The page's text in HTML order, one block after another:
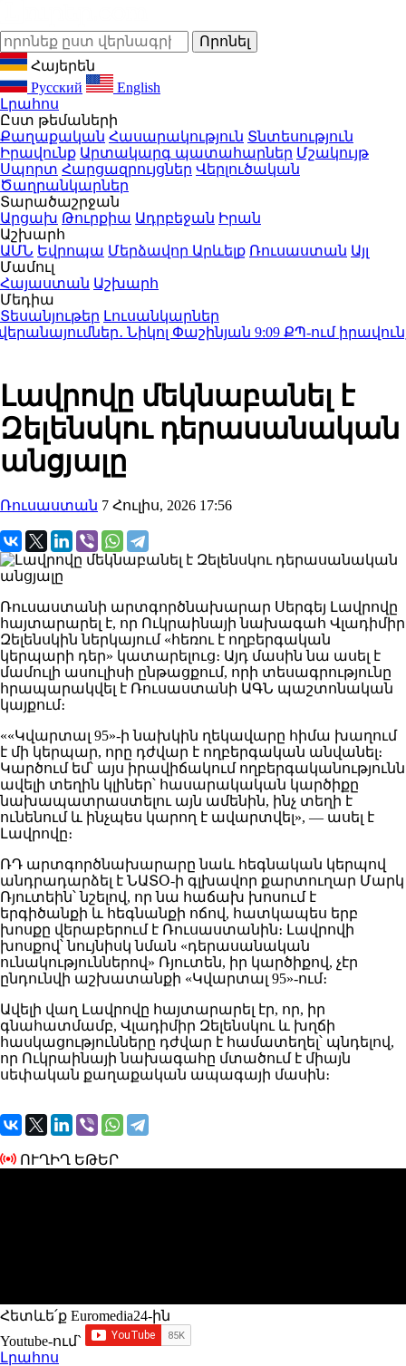
Հայերեն
Русский
English
Լրահոս
Ըստ թեմաների
Քաղաքական Հասարակություն Տնտեսություն
Իրավունք Արտակարգ պատահարներ Մշակույթ
Սպորտ Հարցազրույցներ Վերլուծական
Ծաղրանկարներ
Տարածաշրջան
Արցախ Թուրքիա Ադրբեջան Իրան
Աշխարհ
ԱՄՆ Եվրոպա Մերձավոր Արևելք Ռուսաստան Այլ
Մամուլ
Հայաստան Աշխարհ
Մեդիա
Տեսանյութեր Լուսանկարներ
Նիկոլ Փաշինյան9:09 ՔՊ-ում իրավունք
Լավրովը մեկնաբանել է
Զելենսկու դերասանական
անցյալը
Ռուսաստան 7 Հուլիս, 2026 17:56
Ռուսաստանի արտգործնախարար Սերգեյ Լավրովը
հայտարարել է, որ Ուկրաինայի նախագահ Վլադիմիր
Զելենսկին ներկայում «հեռու է ողբերգական
կերպարի դեր» կատարելուց։ Այդ մասին նա ասել է
մամուլի ասուլիսի ընթացքում, որի տեսագրությունը
հրապարակվել է Ռուսաստանի ԱԳՆ պաշտոնական
կայքում։
««Կվարտալ 95»-ի նախկին ղեկավարը հիմա խաղում
է մի կերպար, որը դժվար է ողբերգական անվանել։
Կարծում եմ՝ այս իրավիճակում ողբերգականությունն
ավելի տեղին կլիներ՝ հասարակական կարծիքը
նախապատրաստելու այն ամենին, ինչ տեղի է
ունենում և ինչպես կարող է ավարտվել», — ասել է
Լավրովը։
ՌԴ արտգործնախարարը նաև հեգնական կերպով
անդրադարձել է ՆԱՏՕ-ի գլխավոր քարտուղար Մարկ
Ռյուտեին՝ նշելով, որ նա հաճախ խոսում է
երգիծանքի և հեգնանքի ոճով, հատկապես երբ
խոսքը վերաբերում է Ռուսաստանին։ Լավրովի
խոսքով՝ նույնիսկ նման «դերասանական
ունակություններով» Ռյուտեն, իր կարծիքով, չէր
ընդունվի աշխատանքի «Կվարտալ 95»-ում։
Ավելի վաղ Լավրովը հայտարարել էր, որ, իր
գնահատմամբ, Վլադիմիր Զելենսկու և խղճի
հասկացությունները դժվար է համատեղել՝ պնդելով,
որ Ուկրաինայի նախագահը մտածում է միայն
սեփական քաղաքական ապագայի մասին։
ՈՒՂԻՂ ԵԹԵՐ
Հետևե՛ք Euromedia24-ին
Youtube-ում`
Լրահոս